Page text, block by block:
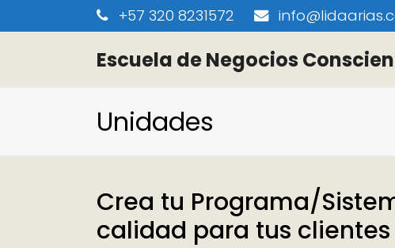
+57 320 8231572
Escuela de Negocios
Unidades
Crea tu Programa/
calidad para tus clientes